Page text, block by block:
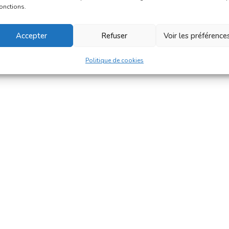
Accepter Refuser Voir les
Politique de cookies